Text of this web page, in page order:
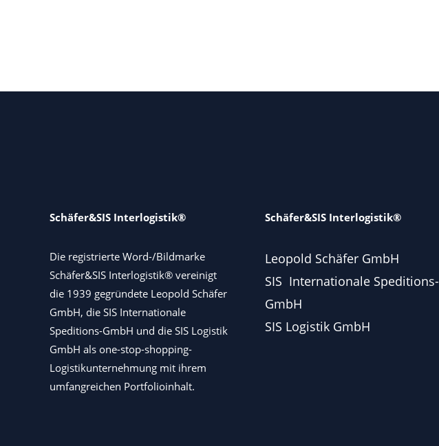
Schäfer&SIS Interlogistik®
Die registrierte Word-/Bildmarke
Schäfer&SIS Interlogistik® vereinigt
die 1939 gegründete Leopold Schäfer
GmbH, die SIS Internationale
Speditions-GmbH und die SIS Logistik
GmbH als one-stop-shopping-
Logistikunternehmung mit ihrem
umfangreichen Portfolioinhalt.
Schäfer&SIS Interlogistik®
Leopold Schäfer GmbH
SIS Internationale Speditions-
GmbH
SIS Logistik GmbH